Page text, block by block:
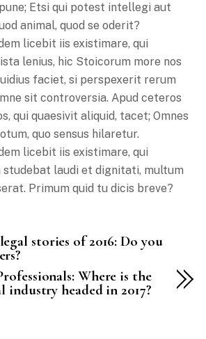
Etsi qui potest intellegi aut
animal, quod se oderit?
licebit iis existimare, qui
lenius, hic Stoicorum more nos
faciet, si perspexerit rerum
sit controversia. Apud ceteros
qui quaesivit aliquid, tacet; Omnes
quo sensus hilaretur.
licebit iis existimare, qui
studebat laudi et dignitati, multum
Primum quid tu dicis breve?
stories of 2016: Do you
Where is the
industry headed in 2017?